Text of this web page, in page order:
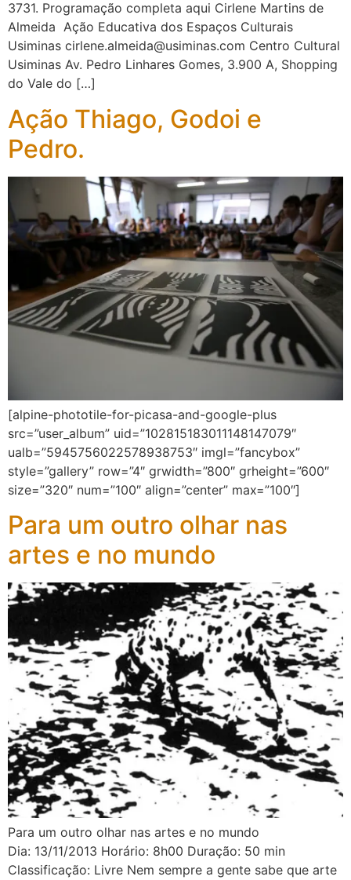
3731. Programação completa aqui Cirlene Martins de
Almeida Ação Educativa dos Espaços Culturais
Usiminas cirlene.almeida@usiminas.com Centro Cultural
Usiminas Av. Pedro Linhares Gomes, 3.900 A, Shopping
do Vale do […]
Ação Thiago, Godoi e
Pedro.
[alpine-phototile-for-picasa-and-google-plus
src=”user_album” uid=”102815183011148147079″
ualb=”5945756022578938753″ imgl=”fancybox”
style=”gallery” row=”4″ grwidth=”800″ grheight=”600″
size=”320″ num=”100″ align=”center” max=”100″]
Para um outro olhar nas
artes e no mundo
Para um outro olhar nas artes e no mundo
Dia: 13/11/2013 Horário: 8h00 Duração: 50 min
Classificação: Livre Nem sempre a gente sabe que arte